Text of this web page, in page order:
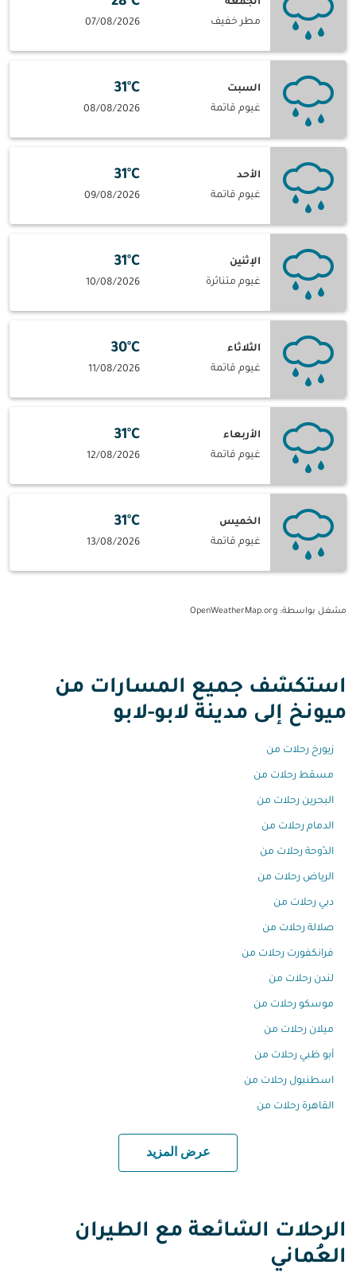
مطر خفيف
07/08/2026
السبت
غيوم قاتمة
31°C
08/08/2026
الأحد
غيوم قاتمة
31°C
09/08/2026
الإثنين
غيوم متناثرة
31°C
10/08/2026
الثلاثاء
غيوم قاتمة
30°C
11/08/2026
الأربعاء
غيوم قاتمة
31°C
12/08/2026
الخميس
غيوم قاتمة
31°C
13/08/2026
مشغل بواسطة: OpenWeatherMap.org
استكشف جميع المسارات من
ميونخ إلى مدينة لابو-لابو
زيورخ رحلات من
مسقط رحلات من
البحرين رحلات من
الدمام رحلات من
الدّوحة رحلات من
الرياض رحلات من
دبي رحلات من
صلالة رحلات من
فرانكفورت رحلات من
لندن رحلات من
موسكو رحلات من
ميلان رحلات من
أبو ظبي رحلات من
اسطنبول رحلات من
القاهرة رحلات من
عرض المزيد
الرحلات الشائعة مع الطيران
العُماني